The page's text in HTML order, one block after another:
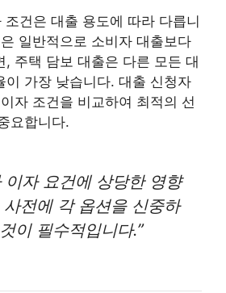
건은 대출 용도에 따라 다릅니
일반적으로 소비자 대출보다
, 주택 담보 대출은 다른 모든 대
이 가장 낮습니다. 대출 신청자
자 조건을 비교하여 최적의 선
요합니다.
이자 요건에 상당한 영향
전에 각 옵션을 신중하
이 필수적입니다.”